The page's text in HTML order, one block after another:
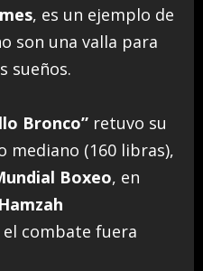
, es un ejemplo de
son una valla para
sueños.
Bronco” retuvo su
(160 libras),
Boxeo, en
Hamzah
el combate fuera